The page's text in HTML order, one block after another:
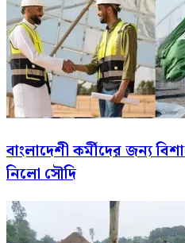
বাংলাদেশী কর্মীদের জন্য
নিলো সৌদি